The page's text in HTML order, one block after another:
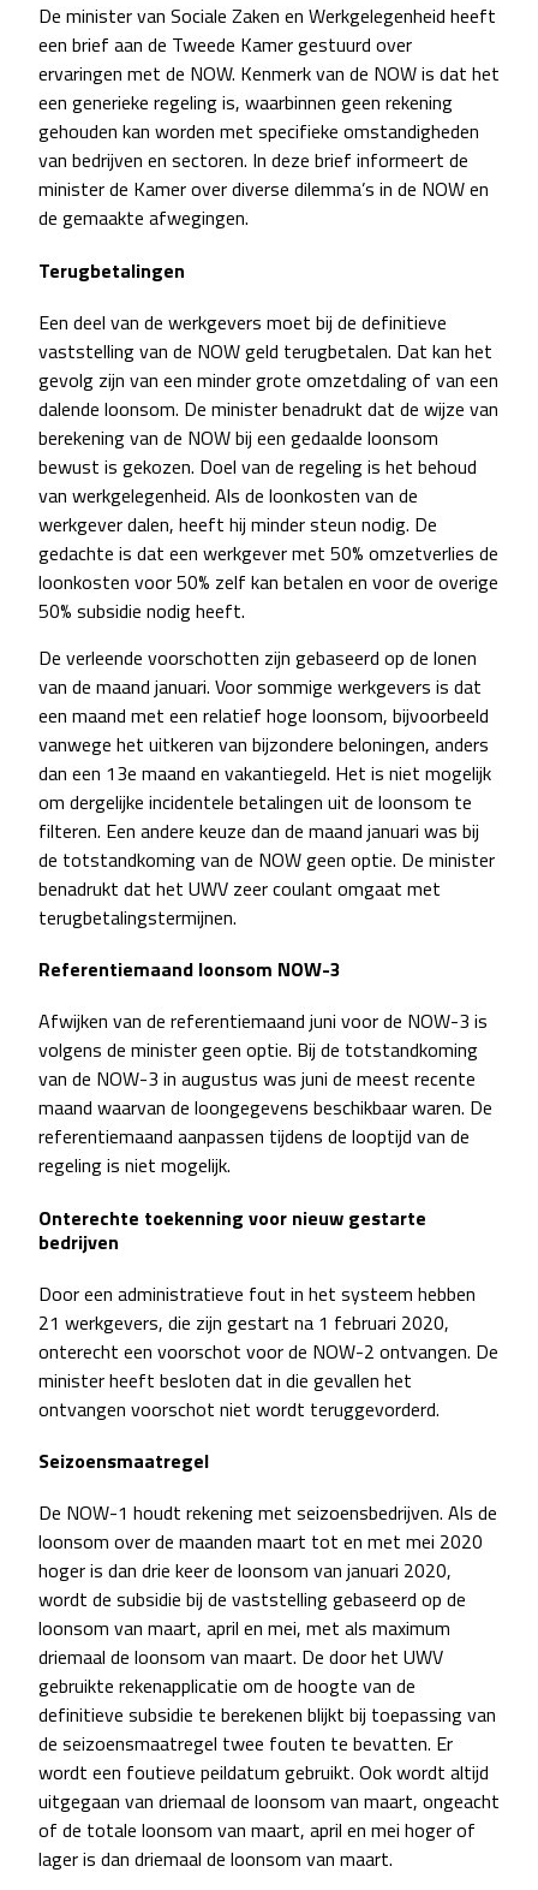
De minister van Sociale Zaken en Werkgelegenheid heeft
een brief aan de Tweede Kamer gestuurd over
ervaringen met de NOW. Kenmerk van de NOW is dat het
een generieke regeling is, waarbinnen geen rekening
gehouden kan worden met specifieke omstandigheden
van bedrijven en sectoren. In deze brief informeert de
minister de Kamer over diverse dilemma’s in de NOW en
de gemaakte afwegingen.
Terugbetalingen
Een deel van de werkgevers moet bij de definitieve
vaststelling van de NOW geld terugbetalen. Dat kan het
gevolg zijn van een minder grote omzetdaling of van een
dalende loonsom. De minister benadrukt dat de wijze van
berekening van de NOW bij een gedaalde loonsom
bewust is gekozen. Doel van de regeling is het behoud
van werkgelegenheid. Als de loonkosten van de
werkgever dalen, heeft hij minder steun nodig. De
gedachte is dat een werkgever met 50% omzetverlies de
loonkosten voor 50% zelf kan betalen en voor de overige
50% subsidie nodig heeft.
De verleende voorschotten zijn gebaseerd op de lonen
van de maand januari. Voor sommige werkgevers is dat
een maand met een relatief hoge loonsom, bijvoorbeeld
vanwege het uitkeren van bijzondere beloningen, anders
dan een 13e maand en vakantiegeld. Het is niet mogelijk
om dergelijke incidentele betalingen uit de loonsom te
filteren. Een andere keuze dan de maand januari was bij
de totstandkoming van de NOW geen optie. De minister
benadrukt dat het UWV zeer coulant omgaat met
terugbetalingstermijnen.
Referentiemaand loonsom NOW-3
Afwijken van de referentiemaand juni voor de NOW-3 is
volgens de minister geen optie. Bij de totstandkoming
van de NOW-3 in augustus was juni de meest recente
maand waarvan de loongegevens beschikbaar waren. De
referentiemaand aanpassen tijdens de looptijd van de
regeling is niet mogelijk.
Onterechte toekenning voor nieuw gestarte
bedrijven
Door een administratieve fout in het systeem hebben
21 werkgevers, die zijn gestart na 1 februari 2020,
onterecht een voorschot voor de NOW-2 ontvangen. De
minister heeft besloten dat in die gevallen het
ontvangen voorschot niet wordt teruggevorderd.
Seizoensmaatregel
De NOW-1 houdt rekening met seizoensbedrijven. Als de
loonsom over de maanden maart tot en met mei 2020
hoger is dan drie keer de loonsom van januari 2020,
wordt de subsidie bij de vaststelling gebaseerd op de
loonsom van maart, april en mei, met als maximum
driemaal de loonsom van maart. De door het UWV
gebruikte rekenapplicatie om de hoogte van de
definitieve subsidie te berekenen blijkt bij toepassing van
de seizoensmaatregel twee fouten te bevatten. Er
wordt een foutieve peildatum gebruikt. Ook wordt altijd
uitgegaan van driemaal de loonsom van maart, ongeacht
of de totale loonsom van maart, april en mei hoger of
lager is dan driemaal de loonsom van maart.